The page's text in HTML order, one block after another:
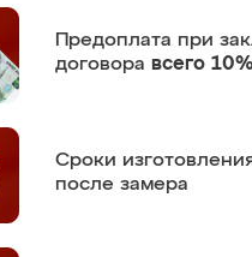
Предоплата при
договора всего
Сроки
после замера